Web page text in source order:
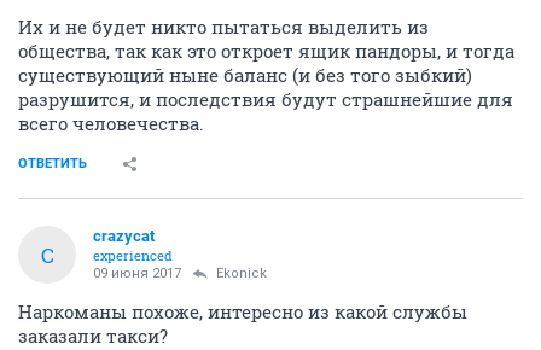
Их и не будет никто пытаться выделить из
общества, так как это откроет ящик пандоры, и тогда
существующий ныне баланс (и без того зыбкий)
разрушится, и последствия будут страшнейшие для
всего человечества.
ОТВЕТИТЬ
C
crazycat
experienced
09 июня 2017 Ekonick
Наркоманы похоже, интересно из какой службы
заказали такси?